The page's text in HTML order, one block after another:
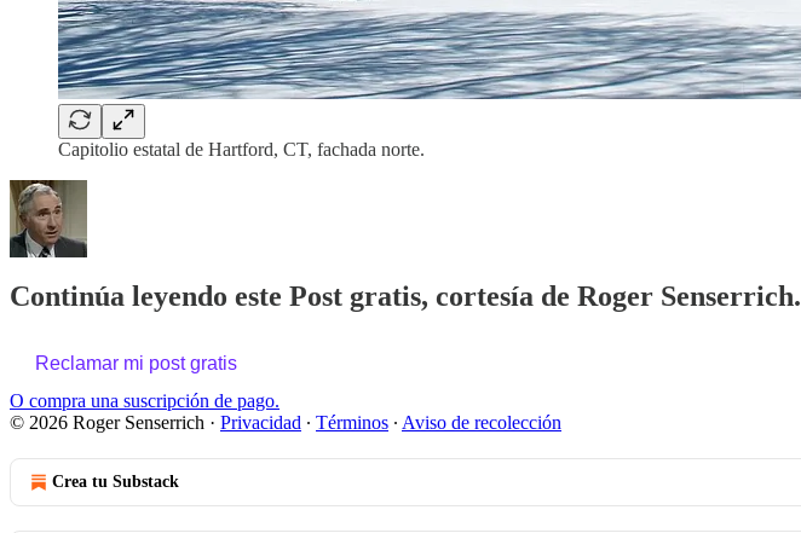
Capitolio estatal de Hartford, CT, fachada norte.
Continúa leyendo este Post gratis, cortesía de Roger Senserrich.
Reclamar mi post gratis
O compra una suscripción de pago.
© 2026 Roger Senserrich · Privacidad ∙ Términos ∙ Aviso de recolección
Crea tu Substack